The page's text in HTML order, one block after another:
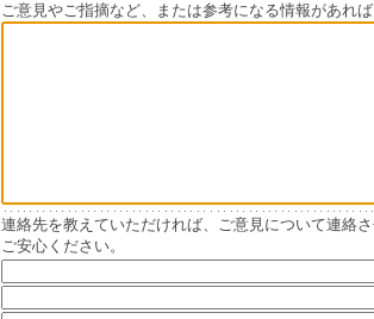
ご意見やご指摘など、または参考になる情報があれ
連絡先を教えていただければ、ご意見について連絡
ご安心ください。